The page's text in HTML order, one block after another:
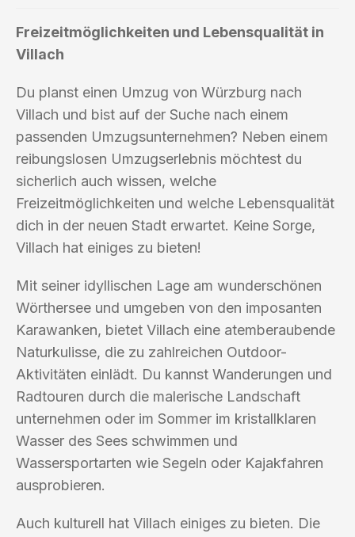
Freizeitmöglichkeiten und Lebensqualität in
Villach
Du planst einen Umzug von Würzburg nach
Villach und bist auf der Suche nach einem
passenden Umzugsunternehmen? Neben einem
reibungslosen Umzugserlebnis möchtest du
sicherlich auch wissen, welche
Freizeitmöglichkeiten und welche Lebensqualität
dich in der neuen Stadt erwartet. Keine Sorge,
Villach hat einiges zu bieten!
Mit seiner idyllischen Lage am wunderschönen
Wörthersee und umgeben von den imposanten
Karawanken, bietet Villach eine atemberaubende
Naturkulisse, die zu zahlreichen Outdoor-
Aktivitäten einlädt. Du kannst Wanderungen und
Radtouren durch die malerische Landschaft
unternehmen oder im Sommer im kristallklaren
Wasser des Sees schwimmen und
Wassersportarten wie Segeln oder Kajakfahren
ausprobieren.
Auch kulturell hat Villach einiges zu bieten. Die